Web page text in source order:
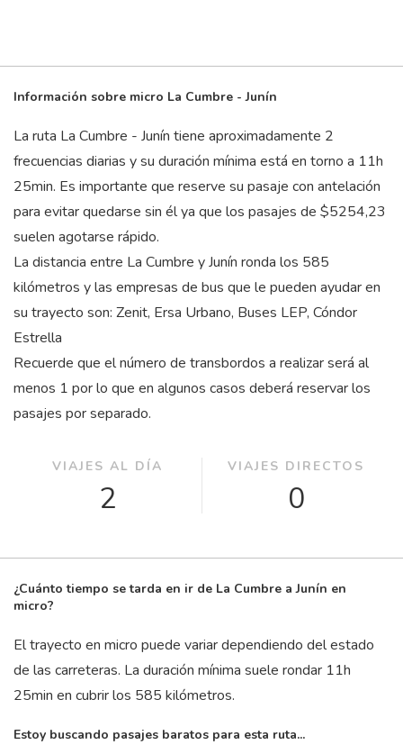
Información sobre micro La Cumbre - Junín
La ruta La Cumbre - Junín tiene aproximadamente 2
frecuencias diarias y su duración mínima está en torno a 11h
25min. Es importante que reserve su pasaje con antelación
para evitar quedarse sin él ya que los pasajes de $5254,23
suelen agotarse rápido.
La distancia entre La Cumbre y Junín ronda los 585
kilómetros y las empresas de bus que le pueden ayudar en
su trayecto son: Zenit, Ersa Urbano, Buses LEP, Cóndor
Estrella
Recuerde que el número de transbordos a realizar será al
menos 1 por lo que en algunos casos deberá reservar los
pasajes por separado.
VIAJES AL DÍA
2
VIAJES DIRECTOS
0
¿Cuánto tiempo se tarda en ir de La Cumbre a Junín en
micro?
El trayecto en micro puede variar dependiendo del estado
de las carreteras. La duración mínima suele rondar 11h
25min en cubrir los 585 kilómetros.
Estoy buscando pasajes baratos para esta ruta...